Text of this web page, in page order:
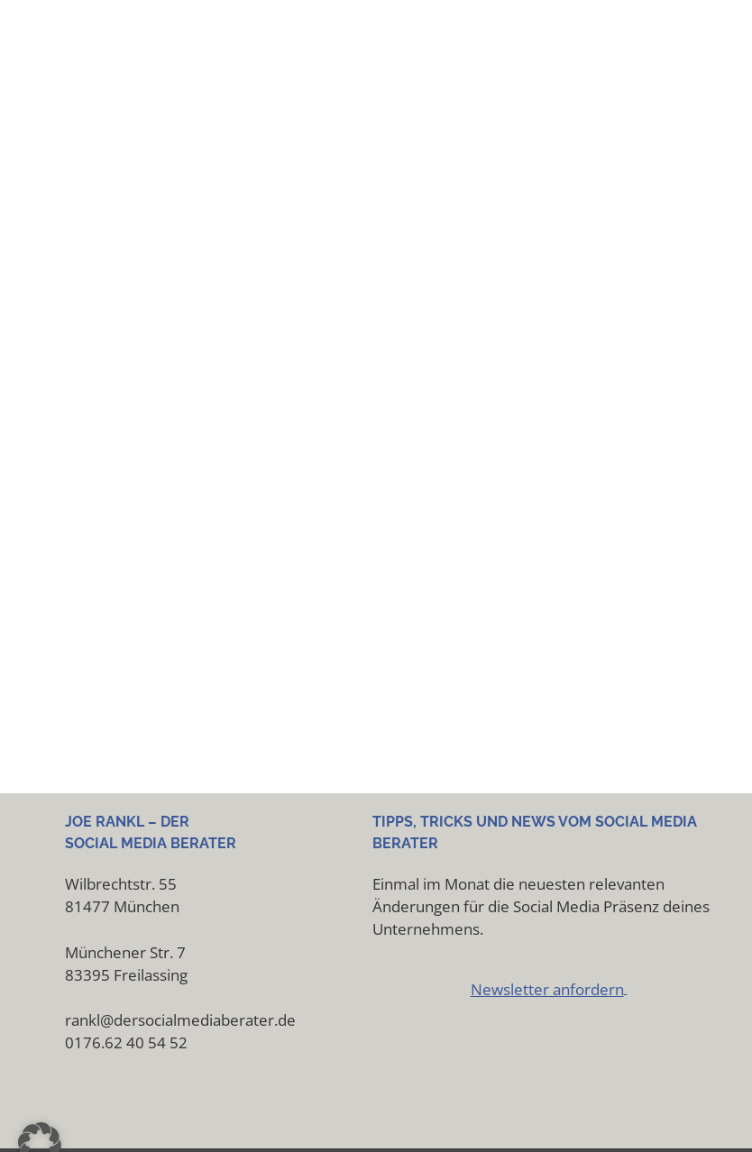
JOE RANKL – DER
SOCIAL MEDIA BERATER
Wilbrechtstr. 55
81477 München
Münchener Str. 7
83395 Freilassing
rankl@dersocialmediaberater.de
0176.62 40 54 52
TIPPS, TRICKS UND NEWS VOM SOCIAL MEDIA
BERATER
Einmal im Monat die neuesten relevanten
Änderungen für die Social Media Präsenz deines
Unternehmens.
Newsletter anfordern